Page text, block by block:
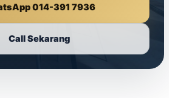
014-391 7936
Call Sekarang